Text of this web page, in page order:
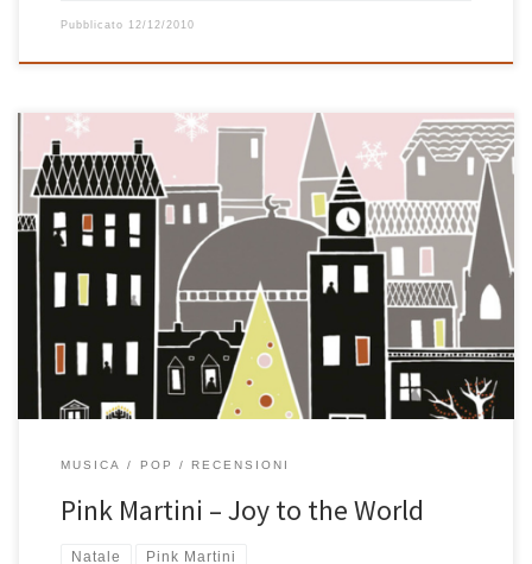
Pubblicato 12/12/2010
Tra le solite innumerevoli uscite pre-natalizie di dischi più o meno
a tema vi segnalo l’album Joy to the World di Pink Martini,
assolutamente da non perdere in mezzo all’ampia scelta
generata da tutte le pubblicazioni che cercano solo di sfruttare il
momento favorevole agli acquisti. I Pink Martini sono […]
MUSICA POP RECENSIONI
Pink Martini – Joy to the World
Natale Pink Martini